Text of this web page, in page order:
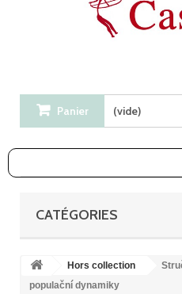
Panier (vide)
CATÉGORIES
Hors collection
populační dynamiky